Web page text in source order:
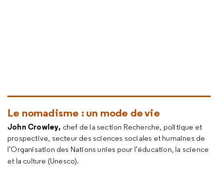
Le nomadisme : un mode de vie
John Crowley, chef de la section Recherche, politique et
prospective, secteur des sciences sociales et humaines de
l’Organisation des Nations unies pour l’éducation, la science
et la culture (Unesco).